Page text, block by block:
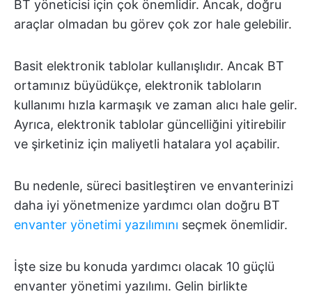
BT yöneticisi için çok önemlidir. Ancak, doğru
araçlar olmadan bu görev çok zor hale gelebilir.
Basit elektronik tablolar kullanışlıdır. Ancak BT
ortamınız büyüdükçe, elektronik tabloların
kullanımı hızla karmaşık ve zaman alıcı hale gelir.
Ayrıca, elektronik tablolar güncelliğini yitirebilir
ve şirketiniz için maliyetli hatalara yol açabilir.
Bu nedenle, süreci basitleştiren ve envanterinizi
daha iyi yönetmenize yardımcı olan doğru BT
envanter yönetimi yazılımını seçmek önemlidir.
İşte size bu konuda yardımcı olacak 10 güçlü
envanter yönetimi yazılımı. Gelin birlikte